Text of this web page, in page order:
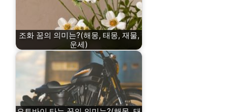
조화 꿈의 의미는?(해몽, 태몽, 재물,
운세)